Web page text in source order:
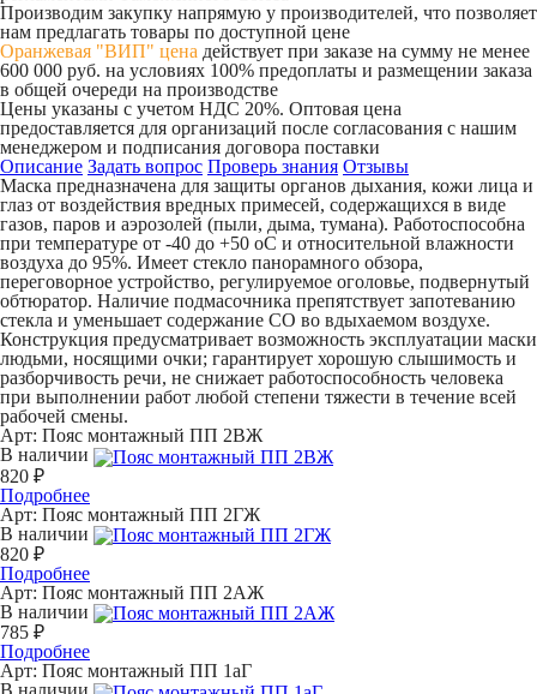
Производим закупку напрямую у производителей, что позволяет
нам предлагать товары по доступной цене
Оранжевая "ВИП" цена действует при заказе на сумму не менее
600 000 руб. на условиях 100% предоплаты и размещении заказа
в общей очереди на производстве
Цены указаны с учетом НДС 20%. Оптовая цена
предоставляется для организаций после согласования с нашим
менеджером и подписания договора поставки
Описание Задать вопрос Проверь знания Отзывы
Маска предназначена для защиты органов дыхания, кожи лица и
глаз от воздействия вредных примесей, содержащихся в виде
газов, паров и аэрозолей (пыли, дыма, тумана). Работоспособна
при температуре от -40 до +50 oC и относительной влажности
воздуха до 95%. Имеет стекло панорамного обзора,
переговорное устройство, регулируемое оголовье, подвернутый
обтюратор. Наличие подмасочника препятствует запотеванию
стекла и уменьшает содержание CO во вдыхаемом воздухе.
Конструкция предусматривает возможность эксплуатации маски
людьми, носящими очки; гарантирует хорошую слышимость и
разборчивость речи, не снижает работоспособность человека
при выполнении работ любой степени тяжести в течение всей
рабочей смены.
Арт: Пояс монтажный ПП 2ВЖ
В наличии
820 ₽
Подробнее
Арт: Пояс монтажный ПП 2ГЖ
В наличии
820 ₽
Подробнее
Арт: Пояс монтажный ПП 2АЖ
В наличии
785 ₽
Подробнее
Арт: Пояс монтажный ПП 1аГ